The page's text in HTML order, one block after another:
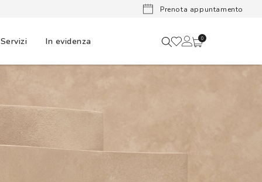
Lenti a
Prenota appuntamento
Servizi In evidenza 0